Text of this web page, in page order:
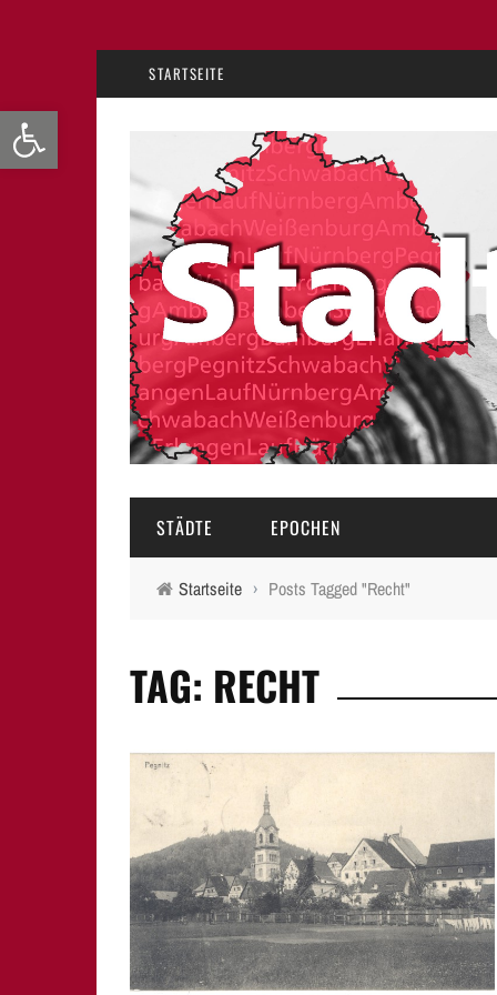
Werkzeugleiste öffnen
STARTSEITE
STÄDTE
BAMBERG
FÜRTH
LAUF A.D. PEGNITZ
NEUMARKT I.D.OPF.
NÜRNBERG
PEGNITZ
EPOCHEN
16.-18. JAHRHUNDERT
Startseite › Posts Tagged "Recht"
TAG: RECHT